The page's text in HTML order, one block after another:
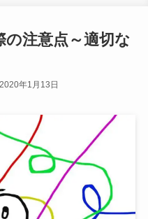
注意点～適切な
2020年1月13日